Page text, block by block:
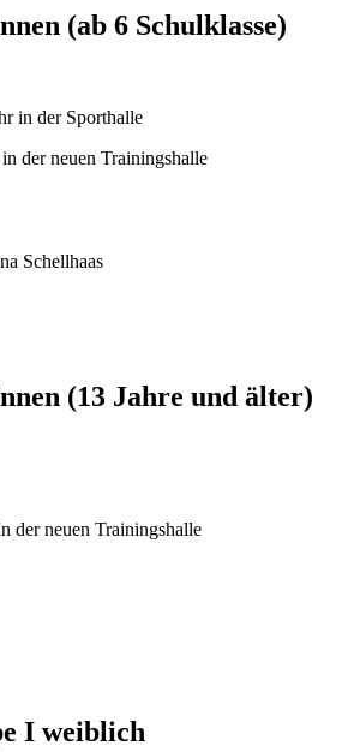
(ab 6 Schulklasse)
in der Sporthalle
der neuen Trainingshalle
Schellhaas
(13 Jahre und älter)
der neuen Trainingshalle
I weiblich